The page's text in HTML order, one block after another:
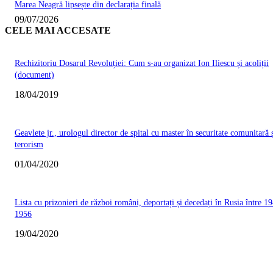
Marea Neagră lipsește din declarația finală
09/07/2026
CELE MAI ACCESATE
Rechizitoriu Dosarul Revoluției: Cum s-au organizat Ion Iliescu și acoliții
(document)
18/04/2019
Geavlete jr., urologul director de spital cu master în securitate comunitară
terorism
01/04/2020
Lista cu prizonieri de război români, deportați și decedați în Rusia între
1956
19/04/2020